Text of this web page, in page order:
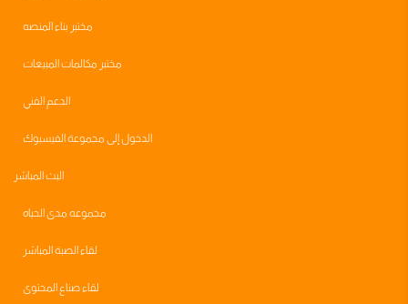
مختبر بناء المنصه
مختبر مكالمات المبيعات
الدعم الفني
الدخول إلى مجموعة الفيسبوك
البث المباشر
مجموعه مدى الحياه
لقاء الصبة المباشر
لقاء صناع المحتوى